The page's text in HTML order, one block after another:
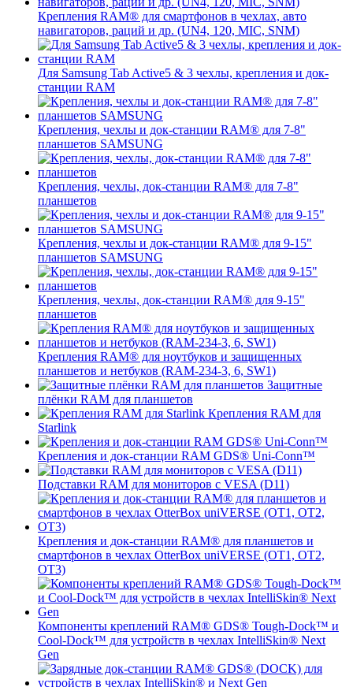
Крепления RAM® для смартфонов в чехлах, авто
навигаторов, раций и др. (UN4, 120, MIC, SNM)
Для Samsung Tab Active5 & 3 чехлы, крепления и док-
станции RAM
Крепления, чехлы и док-станции RAM® для 7-8"
планшетов SAMSUNG
Крепления, чехлы, док-станции RAM® для 7-8"
планшетов
Крепления, чехлы и док-станции RAM® для 9-15"
планшетов SAMSUNG
Крепления, чехлы, док-станции RAM® для 9-15"
планшетов
Крепления RAM® для ноутбуков и защищенных
планшетов и нетбуков (RAM-234-3, 6, SW1)
Защитные
плёнки RAM для планшетов
Крепления RAM для
Starlink
Крепления и док-станции RAM GDS® Uni-Conn™
Подставки RAM для мониторов с VESA (D11)
Крепления и док-станции RAM® для планшетов и
смартфонов в чехлах OtterBox uniVERSE (OT1, OT2,
OT3)
Компоненты креплений RAM® GDS® Tough-Dock™ и
Cool-Dock™ для устройств в чехлах IntelliSkin® Next
Gen